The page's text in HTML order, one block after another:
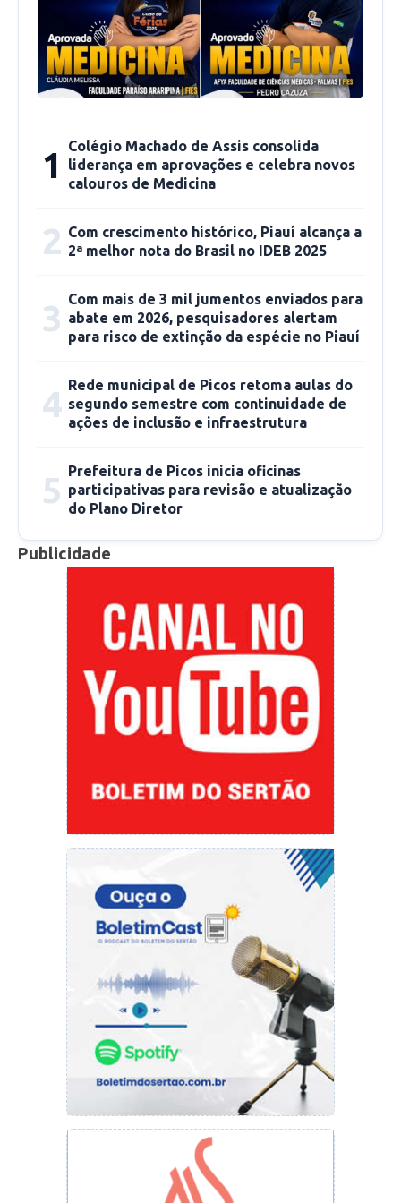
1
Colégio Machado de Assis consolida
liderança em aprovações e celebra novos
calouros de Medicina
2 Com crescimento histórico, Piauí alcança a
2ª melhor nota do Brasil no IDEB 2025
3 Com mais de 3 mil jumentos enviados para
abate em 2026, pesquisadores alertam
para risco de extinção da espécie no Piauí
4 Rede municipal de Picos retoma aulas do
segundo semestre com continuidade de
ações de inclusão e infraestrutura
5 Prefeitura de Picos inicia oficinas
participativas para revisão e atualização
do Plano Diretor
Publicidade